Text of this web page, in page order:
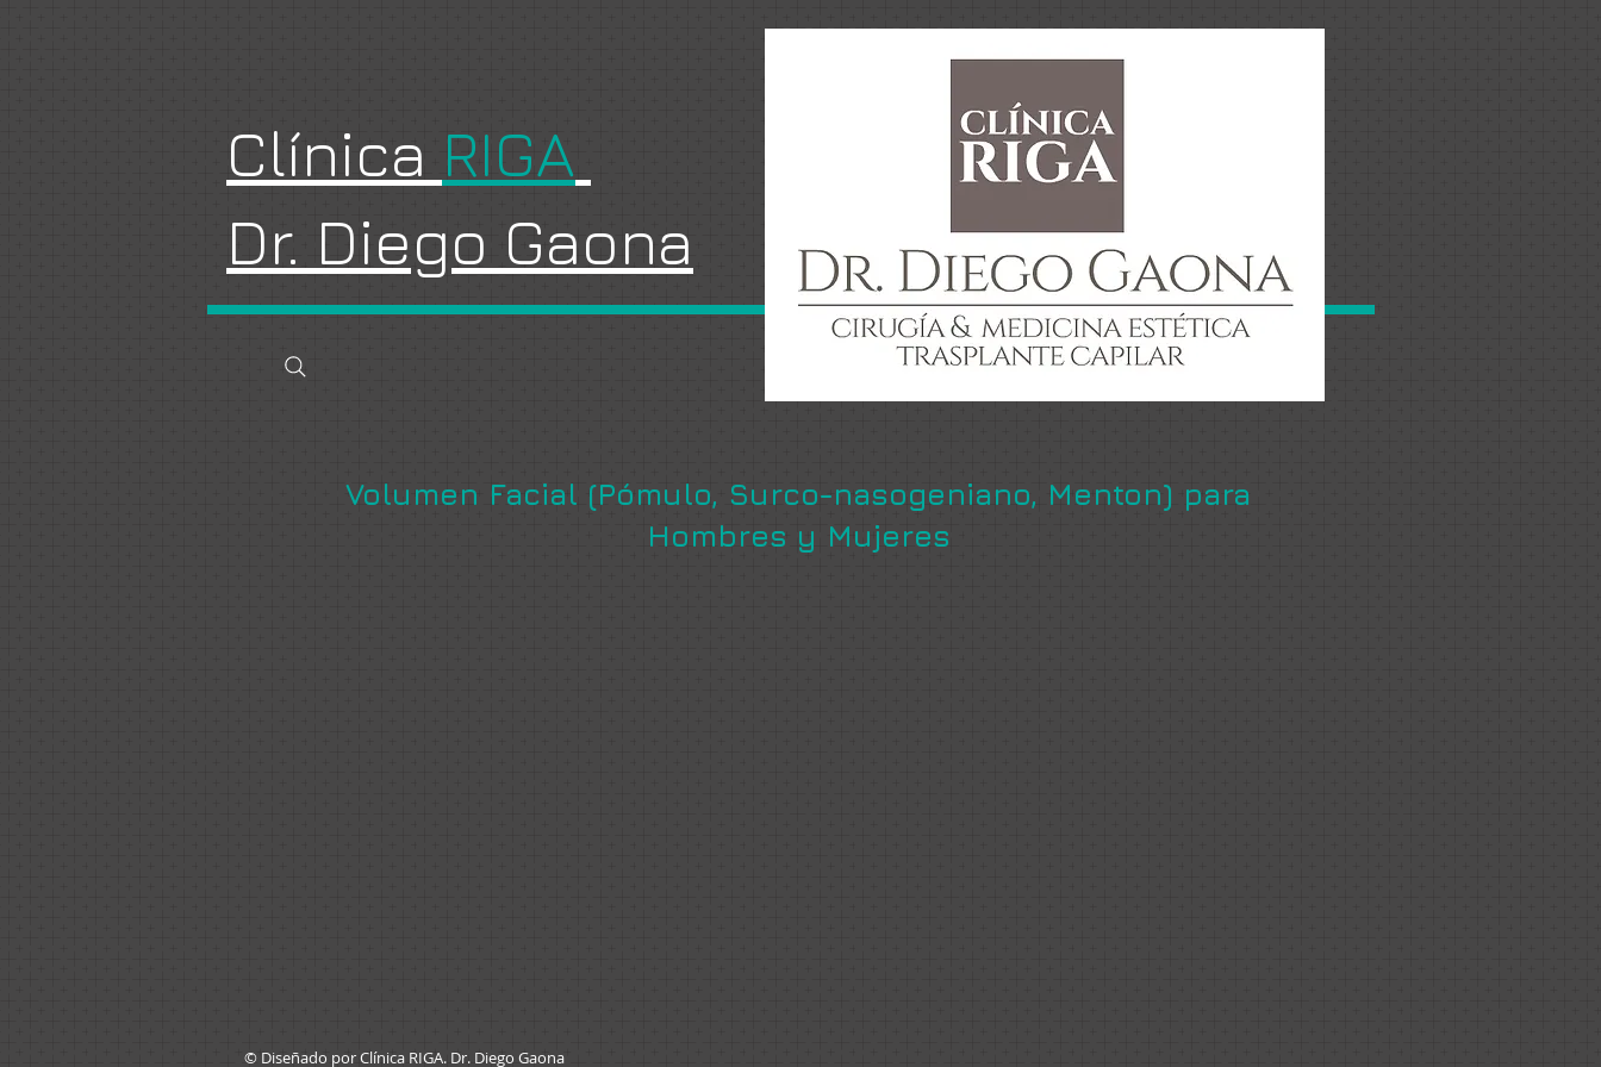
Clínica RIGA
Dr. Diego Gaona
Volumen Facial (Pómulo, Surco-nasogeniano, Menton) para
Hombres y Mujeres
© Diseñado por Clínica RIGA. Dr. Diego Gaona